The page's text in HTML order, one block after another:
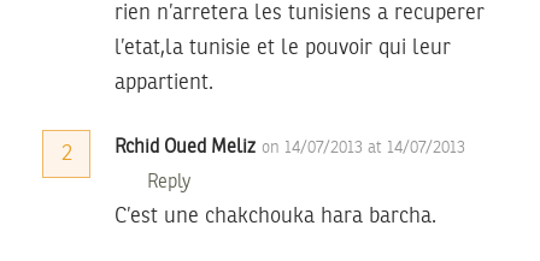
rien n’arretera les tunisiens a recuperer
l’etat,la tunisie et le pouvoir qui leur
appartient.
2 Rchid Oued Meliz on 14/07/2013 at 14/07/2013
Reply
C’est une chakchouka hara barcha.